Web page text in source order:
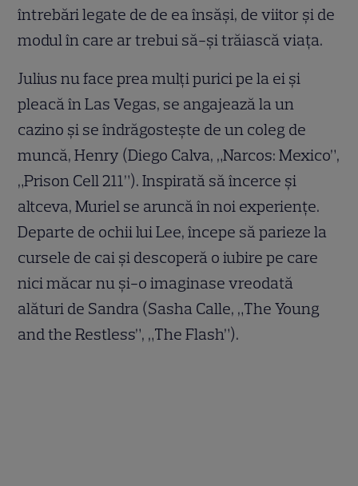
întrebări legate de de ea însăși, de viitor și de
modul în care ar trebui să-și trăiască viața.
Julius nu face prea mulți purici pe la ei și
pleacă în Las Vegas, se angajează la un
cazino și se îndrăgostește de un coleg de
muncă, Henry (Diego Calva, „Narcos: Mexico”,
„Prison Cell 211”). Inspirată să încerce și
altceva, Muriel se aruncă în noi experiențe.
Departe de ochii lui Lee, începe să parieze la
cursele de cai și descoperă o iubire pe care
nici măcar nu și-o imaginase vreodată
alături de Sandra (Sasha Calle, „The Young
and the Restless”, „The Flash”).